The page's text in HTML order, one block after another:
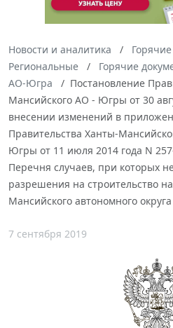
Новости и аналитика
Региональные
Горячие
АО-Югра
Постановление
Мансийского АО - Югры от 30
внесении изменений в
Правительства Ханты-
Югры от 11 июля 2014 года N
Перечня случаев, при которых
разрешения на строительство
Мансийского автономного
7 сентября 2019